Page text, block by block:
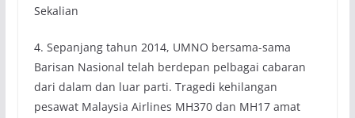
Sekalian
4. Sepanjang tahun 2014, UMNO bersama-sama
Barisan Nasional telah berdepan pelbagai cabaran
dari dalam dan luar parti. Tragedi kehilangan
pesawat Malaysia Airlines MH370 dan MH17 amat